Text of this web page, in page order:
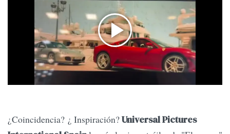
¿Coincidencia? ¿ Inspiración?Universal Pictures